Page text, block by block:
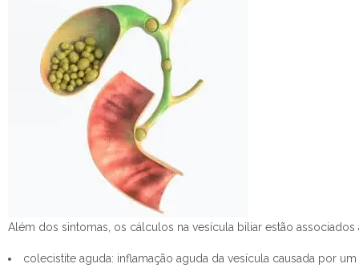
Além dos sintomas, os cálculos na vesícula biliar estão
colecistite aguda: inflamação aguda da vesícula causada por